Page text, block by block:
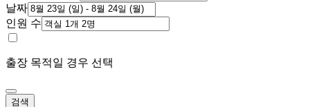
날짜
인원 수
출장 목적일 경우 선택
검색